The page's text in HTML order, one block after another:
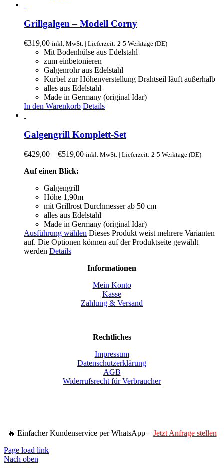
Grillgalgen – Modell Corny
€319,00 inkl. MwSt. | Lieferzeit: 2-5 Werktage (DE)
Mit Bodenhülse aus Edelstahl
zum einbetonieren
Galgenrohr aus Edelstahl
Kurbel zur Höhenverstellung Drahtseil läuft außerhalb
alles aus Edelstahl
Made in Germany (original Idar)
In den Warenkorb Details
Galgengrill Komplett-Set
€429,00 – €519,00 inkl. MwSt. | Lieferzeit: 2-5 Werktage (DE)
Auf einen Blick:
Galgengrill
Höhe 1,90m
mit Grillrost Durchmesser ab 50 cm
alles aus Edelstahl
Made in Germany (original Idar)
Ausführung wählen Dieses Produkt weist mehrere Varianten
auf. Die Optionen können auf der Produktseite gewählt
werden Details
Informationen
Mein Konto
Kasse
Zahlung & Versand
Rechtliches
Impressum
Datenschutzerklärung
AGB
Widerrufsrecht für Verbraucher
🔥 Einfacher Kundenservice per WhatsApp – Jetzt Anfrage stellen
Page load link
Nach oben